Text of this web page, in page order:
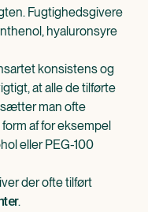
Fugtighedsgivere
hyaluronsyre
konsistens og
at alle de tilførte
man ofte
af for eksempel
eller PEG-100
der ofte tilført
.